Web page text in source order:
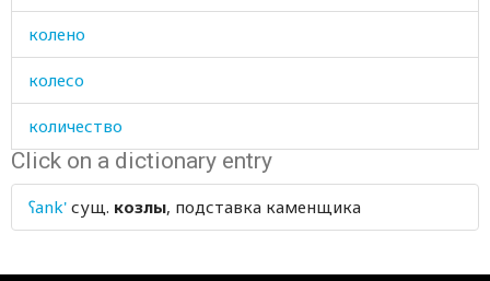
колено
колесо
количество
коллективный
колода
Click on a dictionary entry
ʕank' сущ. козлы, подставка каменщика